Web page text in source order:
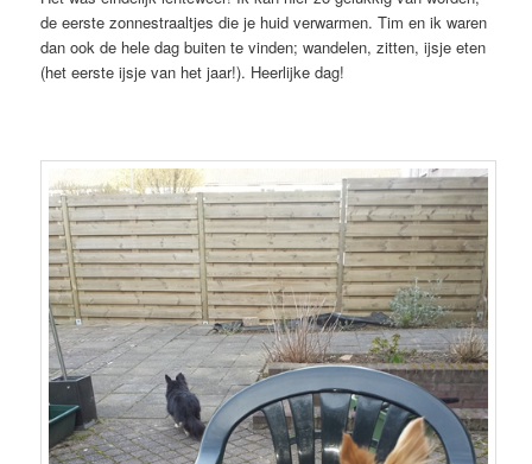
de eerste zonnestraaltjes die je huid verwarmen. Tim en ik waren
dan ook de hele dag buiten te vinden; wandelen, zitten, ijsje eten
(het eerste ijsje van het jaar!). Heerlijke dag!